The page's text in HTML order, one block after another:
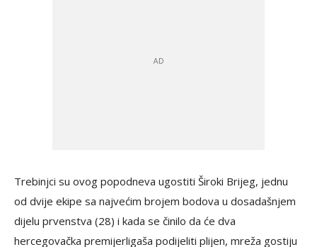
Trebinjci su ovog popodneva ugostiti Široki Brijeg, jednu
od dvije ekipe sa najvećim brojem bodova u dosadašnjem
dijelu prvenstva (28) i kada se činilo da će dva
hercegovačka premijerligaša podijeliti plijen, mreža gostiju